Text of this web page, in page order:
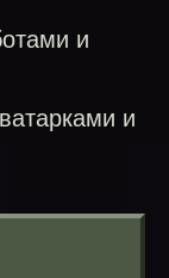
и
и